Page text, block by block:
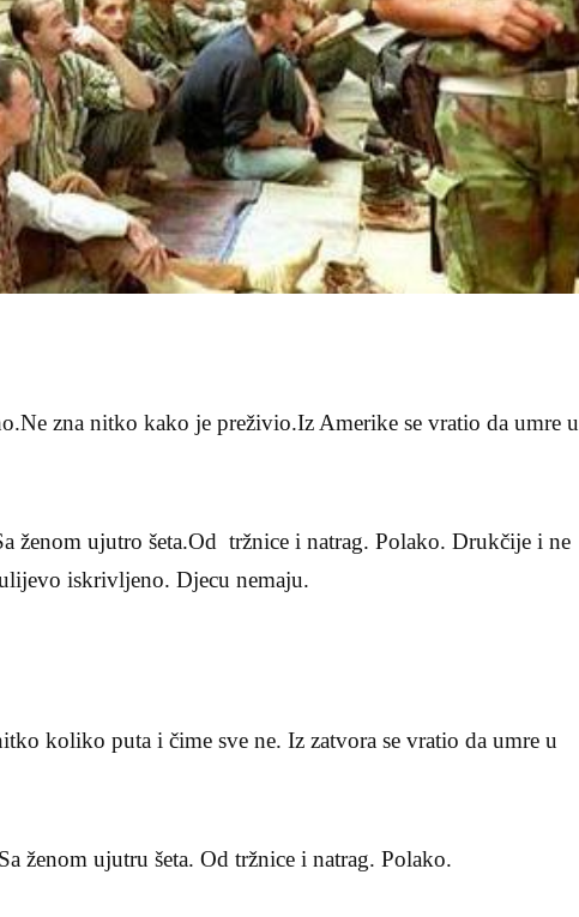
zna nitko kako je preživio.Iz Amerike se vratio da umre u
ženom ujutro šeta.Od tržnice i natrag. Polako. Drukčije i ne
iskrivljeno. Djecu nemaju.
koliko puta i čime sve ne. Iz zatvora se vratio da umre u
ženom ujutru šeta. Od tržnice i natrag. Polako.